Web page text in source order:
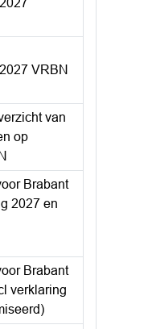
VRBN
van
op
Brabant
2027 en
Brabant
verklaring